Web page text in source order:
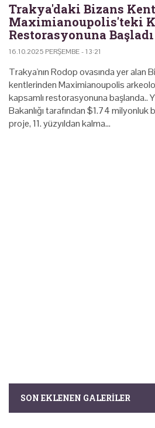
Trakya'daki Bizans
Maximianoupolis'teki
Restorasyonuna Başladı
16.10.2025 PERŞEMBE - 13:21
Trakya'nın Rodop ovasında yer alan
kentlerinden Maximianoupolis
kapsamlı restorasyonuna başlanda..
Bakanlığı tarafından $1.74
proje, 11. yüzyıldan kalma…
SON EKLENEN GALERILER